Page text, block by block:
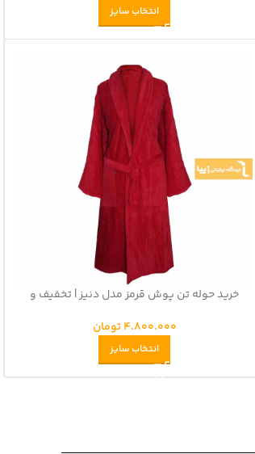
انتخاب سایز
خرید حوله تن پوش قرمز مدل دنیز | تخفیف و
4.800.000تومان
انتخاب سایز